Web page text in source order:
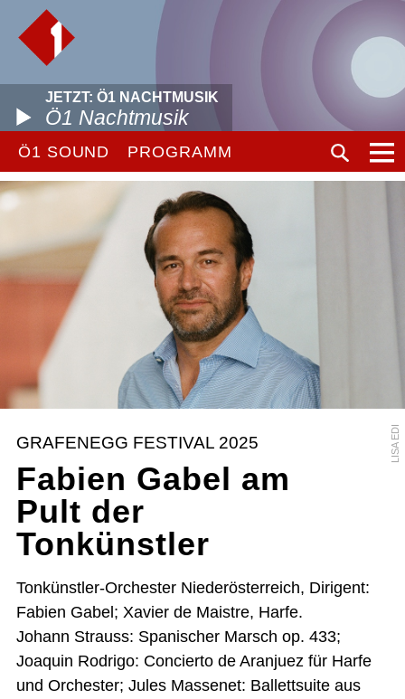
JETZT: Ö1 NACHTMUSIK
Ö1 Nachtmusik
Ö1 SOUND PROGRAMM
LISA EDI
GRAFENEGG FESTIVAL 2025
Fabien Gabel am
Pult der
Tonkünstler
Tonkünstler-Orchester Niederösterreich, Dirigent:
Fabien Gabel; Xavier de Maistre, Harfe.
Johann Strauss: Spanischer Marsch op. 433;
Joaquin Rodrigo: Concierto de Aranjuez für Harfe
und Orchester; Jules Massenet: Ballettsuite aus